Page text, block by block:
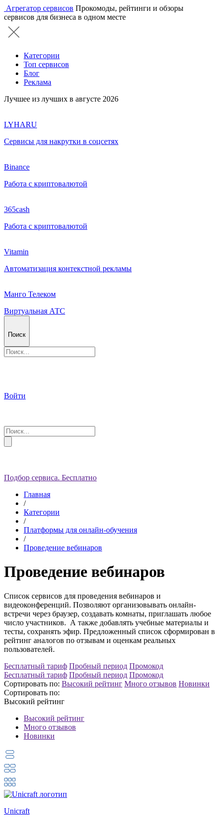
Агрегатор сервисов Прокомоды, рейтинги и обзоры
сервисов для бизнеса в одном месте
Категории
Топ сервисов
Блог
Реклама
Лучшее из лучших в августе 2026
LYHARU
Сервисы для накрутки в соцсетях
Binance
Работа с криптовалютой
365cash
Работа с криптовалютой
Vitamin
Автоматизация контекстной рекламы
Манго Телеком
Виртуальная АТС
Поиск
Войти
Подбор сервиса. Бесплатно
Главная
/
Категории
/
Платформы для онлайн-обучения
/
Проведение вебинаров
Проведение вебинаров
Список сервисов для проведения вебинаров и
видеоконференций. Позволяют организовывать онлайн-
встречи через браузер, создавать комнаты, приглашать любое
число участников. А также добавлять учебные материалы и
тесты, сохранять эфир. Предложенный список сформирован в
рейтинг аналогов по отзывам и оценкам реальных
пользователей.
Бесплатный тариф Пробный период Промокод
Бесплатный тариф Пробный период Промокод
Сортировать по: Высокий рейтинг Много отзывов Новинки
Сортировать по:
Высокий рейтинг
Высокий рейтинг
Много отзывов
Новинки
Unicraft